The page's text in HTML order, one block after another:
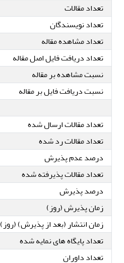
تعداد مقالات
تعداد نویسندگان
تعداد مشاهده مقاله
تعداد دریافت فایل اصل مقاله
نسبت مشاهده بر مقاله
نسبت دریافت فایل بر مقاله
تعداد مقالات ارسال شده
تعداد مقالات رد شده
درصد عدم پذیرش
تعداد مقالات پذیرفته شده
درصد پذیرش
زمان پذیرش (روز)
زمان انتشار (بعد از پذیرش) (روز)
تعداد پایگاه های نمایه شده
تعداد داوران